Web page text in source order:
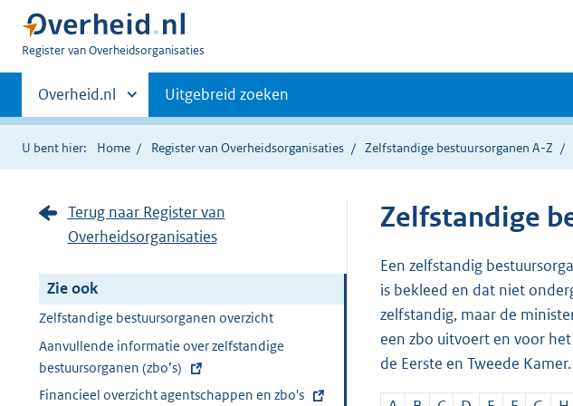
U
Register van Overheidsorganisaties
Primaire
navigatie
Andere
sites
binnen
Overheid.nl Uitgebreid zoeken
U bent hier: Home Register van Overheidsorganisaties Zelfstandige bestuursorganen A-Z
Terug naar Register van
Overheidsorganisaties
Zie ook
Zelfstandige bestuursorganen overzicht
E
x
t
Aanvullende informatie over zelfstandige
bestuursorganen (zbo’s)
E
Financieel overzicht agentschappen en zbo's
Zelfstandige
Een zelfstandig
is bekleed en dat niet
zelfstandig, maar de
een zbo uitvoert en voor
de Eerste en Tweede Kamer.